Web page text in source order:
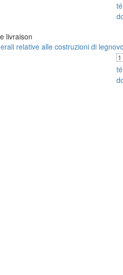
livraison
relative alle costruzioni di legno